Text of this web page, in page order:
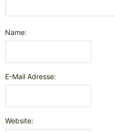
Name:
E-Mail Adresse:
Website: